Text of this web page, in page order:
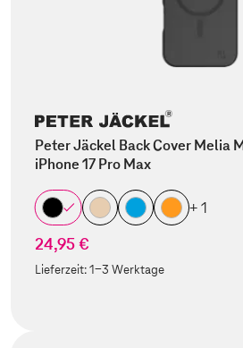
Peter Jäckel Back Cover Melia
iPhone 17 Pro Max
+ 1
24,95 €
Lieferzeit:1-3 Werktage